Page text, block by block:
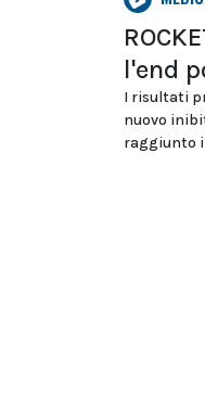
l'end
I risultati
nuovo
raggiunto